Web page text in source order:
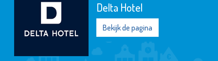
Delta Hotel
Bekijk de pagina